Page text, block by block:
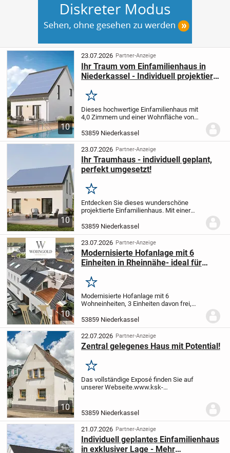
10
23.07.2026 Partner-Anzeige
Ihr Traum vom Einfamilienhaus in
Niederkassel - Individuell projektiert
Merken
Dieses hochwertige Einfamilienhaus mit
4,0 Zimmern und einer Wohnfläche von
445 m² großen Grundstück projektiert und
ganz nach Ihren individuellen Wünschen
und...
53859 Niederkassel
10
23.07.2026 Partner-Anzeige
Ihr Traumhaus - individuell geplant,
perfekt umgesetzt!
Merken
Entdecken Sie dieses wunderschöne
projektierte Einfamilienhaus. Mit einer
und einem durchdachten Raumkonzept
erwarten Sie fünf lichtdurchflutete
Zimmer, die Ihnen...
53859 Niederkassel
10
23.07.2026 Partner-Anzeige
Modernisierte Hofanlage mit 6
Einheiten in Rheinnähe- ideal für
Merken
Modernisierte Hofanlage mit 6
Wohneinheiten, 3 Einheiten davon frei,
ohne Hochwasser - Diese
außergewöhnliche Hofanlage in
Niederkassel-Mondorf verbindet...
53859 Niederkassel
10
22.07.2026 Partner-Anzeige
Zentral gelegenes Haus mit Potential!
Merken
Das vollständige Exposé finden Sie auf
unserer Webseite.www.ksk-
Ihres Browsers)
53859 Niederkassel
21.07.2026 Partner-Anzeige
Individuell geplantes Einfamilienhaus
in exklusiver Lage - Mehr